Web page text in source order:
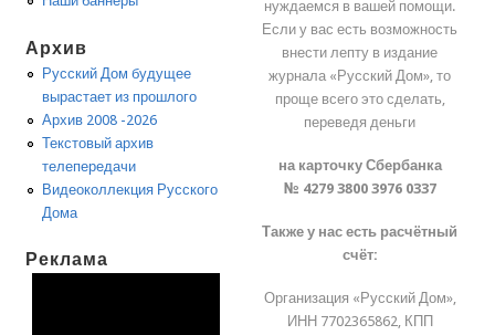
Архив
Русский Дом будущее
вырастает из прошлого
Архив 2008 -2026
Текстовый архив
телепередачи
Видеоколлекция Русского
Дома
Реклама
нуждаемся в вашей помощи.
Если у вас есть возможность
внести лепту в издание
журнала «Русский Дом», то
проще всего это сделать,
переведя деньги
на карточку Сбербанка
№ 4279 3800 3976 0337
Также у нас есть расчётный
счёт:
Организация «Русский Дом»,
ИНН 7702365862, КПП